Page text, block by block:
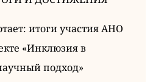
итоги участия АНО
«Инклюзия в
подход»